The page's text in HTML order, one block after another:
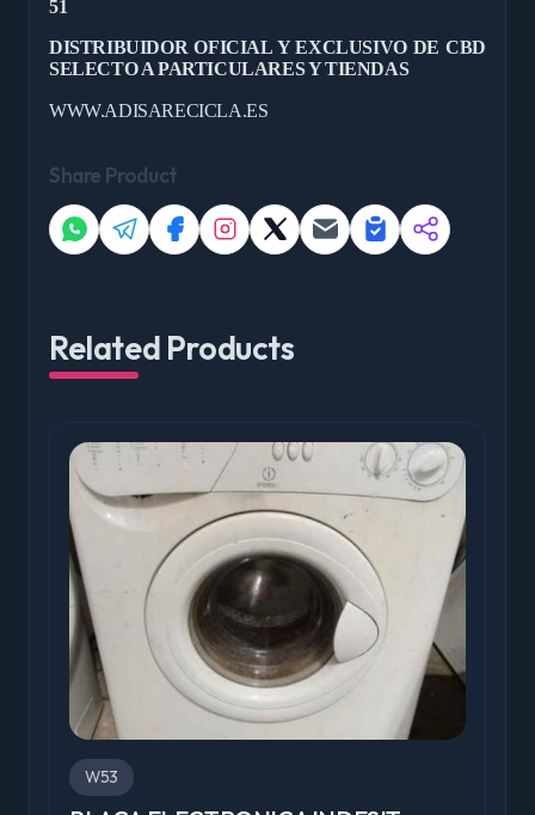
51
DISTRIBUIDOR OFICIAL Y EXCLUSIVO DE CBD
SELECTO A PARTICULARES Y TIENDAS
WWW.ADISARECICLA.ES
Share Product
Related Products
W53